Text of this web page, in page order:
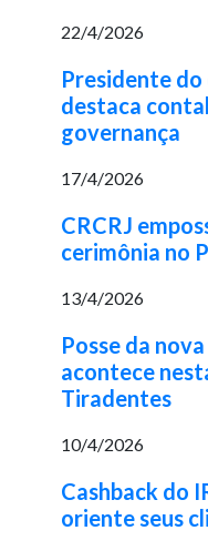
22/4/2026
Presidente do
destaca
governança
17/4/2026
CRCRJ
cerimônia no
13/4/2026
Posse da
acontece
Tiradentes
10/4/2026
Cashback do
oriente seus